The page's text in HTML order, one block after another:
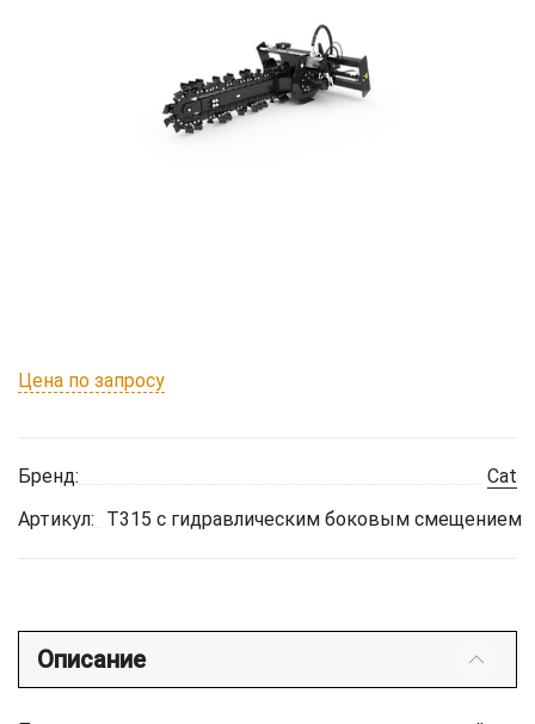
Цена по запросу
Бренд:
Cat
Артикул:
T315 с гидравлическим боковым смещением
Описание